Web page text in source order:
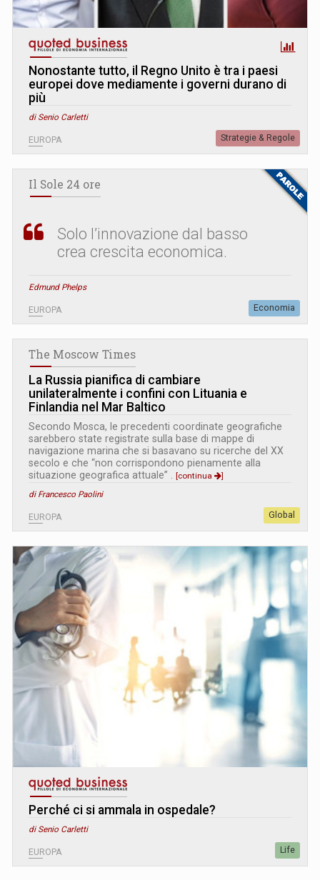
Nonostante tutto, il Regno Unito è tra i paesi
europei dove mediamente i governi durano di
più
di Senio Carletti
EUROPA Strategie & Regole
Il Sole 24 ore
Solo l’innovazione dal basso
crea crescita economica.
Edmund Phelps
EUROPA Economia
The Moscow Times
La Russia pianifica di cambiare
unilateralmente i confini con Lituania e
Finlandia nel Mar Baltico
Secondo Mosca, le precedenti coordinate geografiche
sarebbero state registrate sulla base di mappe di
navigazione marina che si basavano su ricerche del XX
secolo e che “non corrispondono pienamente alla
situazione geografica attuale” . [continua
]
di Francesco Paolini
EUROPA Global
Perché ci si ammala in ospedale?
di Senio Carletti
EUROPA Life